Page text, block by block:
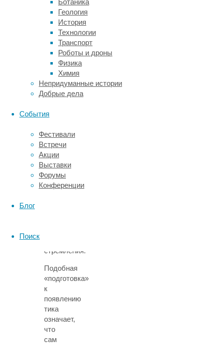
Ботаника
Геология
История
Технологии
Транспорт
Роботы и дроны
Физика
Химия
Непридуманные истории
Добрые дела
События
Фестивали
Встречи
Акции
Выставки
Форумы
Конференции
Блог
Поиск
как
появится
сам
тик,
они
ощущают
определенное
напряжение
—
что-
вроде
дернуться
или
закричать,
а
сам
тик,
стремления.
Подобная
«подготовка»
к
появлению
тика
означает,
что
сам